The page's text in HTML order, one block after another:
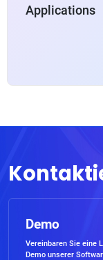
Applications
Demo
Vereinbaren Sie eine
Demo unserer